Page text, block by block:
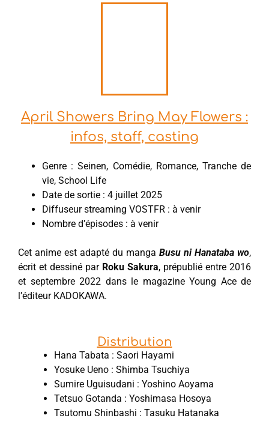
April Showers Bring May Flowers :
infos, staff, casting
Genre : Seinen, Comédie, Romance, Tranche de
vie, School Life
Date de sortie : 4 juillet 2025
Diffuseur streaming VOSTFR : à venir
Nombre d’épisodes : à venir
Cet anime est adapté du manga Busu ni Hanataba wo,
écrit et dessiné par Roku Sakura, prépublié entre 2016
et septembre 2022 dans le magazine Young Ace de
l’éditeur KADOKAWA.
Distribution
Hana Tabata : Saori Hayami
Yosuke Ueno : Shimba Tsuchiya
Sumire Uguisudani : Yoshino Aoyama
Tetsuo Gotanda : Yoshimasa Hosoya
Tsutomu Shinbashi : Tasuku Hatanaka